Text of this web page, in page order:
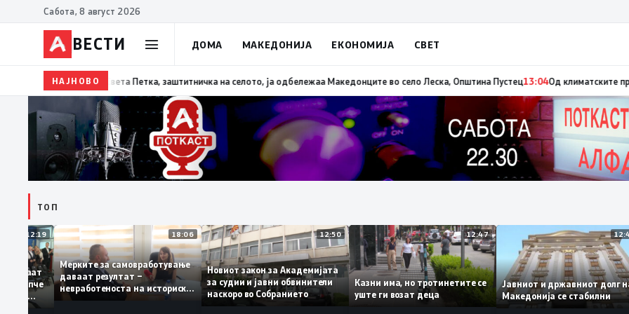
Сабота, 8 август 2026
ВЕСТИ ДОМА МАКЕДОНИЈА ЕКОНОМИЈА СВЕТ
НАЈНОВО13:07Три ер трактори се вклучуваат во гаснењето на пожарот во Сопиште13:06Летна Света Петка, заштитничка на
ТОП
12:19
„Филипче
не
18:06
Мерките за самовработување
даваат резултат –
невработеноста на историски
најниско ниво од 11,3%
12:50
Новиот закон за Академијата
за судии и јавни обвинители
наскоро во Собранието
12:47
Казни има, но тротинетите се
уште ги возат деца
Јавниот и државниот
Македонија се стабилни